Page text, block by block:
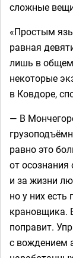
сложные
«Простым
равная
лишь в
некоторые
в Ковдоре,
— В
равно это
от осознания
и за жизни
но у них
крановщика.
поправит.
с вождением